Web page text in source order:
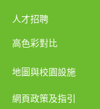
人才招聘
高色彩對比
地圖與校園設施
網頁政策及指引